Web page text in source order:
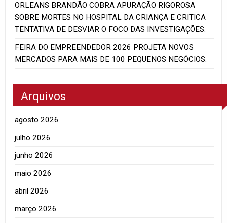
ORLEANS BRANDÃO COBRA APURAÇÃO RIGOROSA
SOBRE MORTES NO HOSPITAL DA CRIANÇA E CRITICA
TENTATIVA DE DESVIAR O FOCO DAS INVESTIGAÇÕES.
FEIRA DO EMPREENDEDOR 2026 PROJETA NOVOS
MERCADOS PARA MAIS DE 100 PEQUENOS NEGÓCIOS.
Arquivos
agosto 2026
julho 2026
junho 2026
maio 2026
abril 2026
março 2026